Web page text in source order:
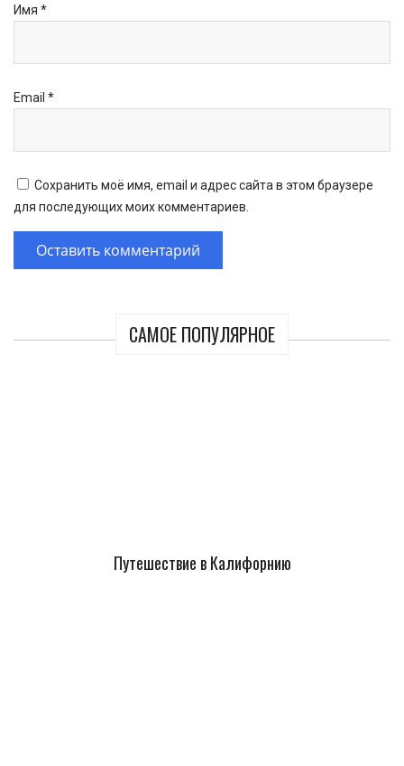
САМОЕ ПОПУЛЯРНОЕ
Путешествие в Калифорнию
Имя *
Email *
Сохранить моё имя, email и адрес сайта в этом браузере
для последующих моих комментариев.